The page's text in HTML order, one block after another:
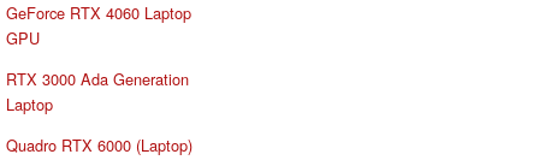
GeForce RTX 4060 Laptop
GPU
RTX 3000 Ada Generation
Laptop
Quadro RTX 6000 (Laptop)